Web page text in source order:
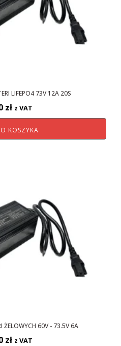
LIFEPO4 73V 12A 20S
zł z VAT
KOSZYKA
ŻELOWYCH 60V - 73.5V 6A
zł z VAT